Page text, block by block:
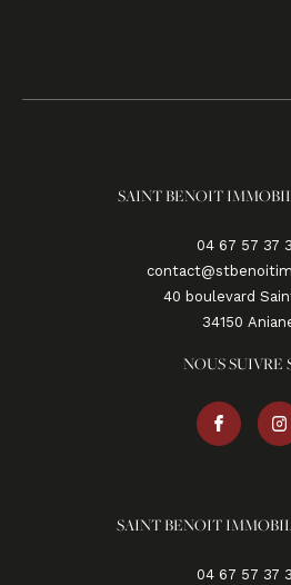
SAINT BENOIT
04 67 57 37
40 boulevard
34150
NOUS SUIVRE
SAINT BENOIT
04 67 57 37